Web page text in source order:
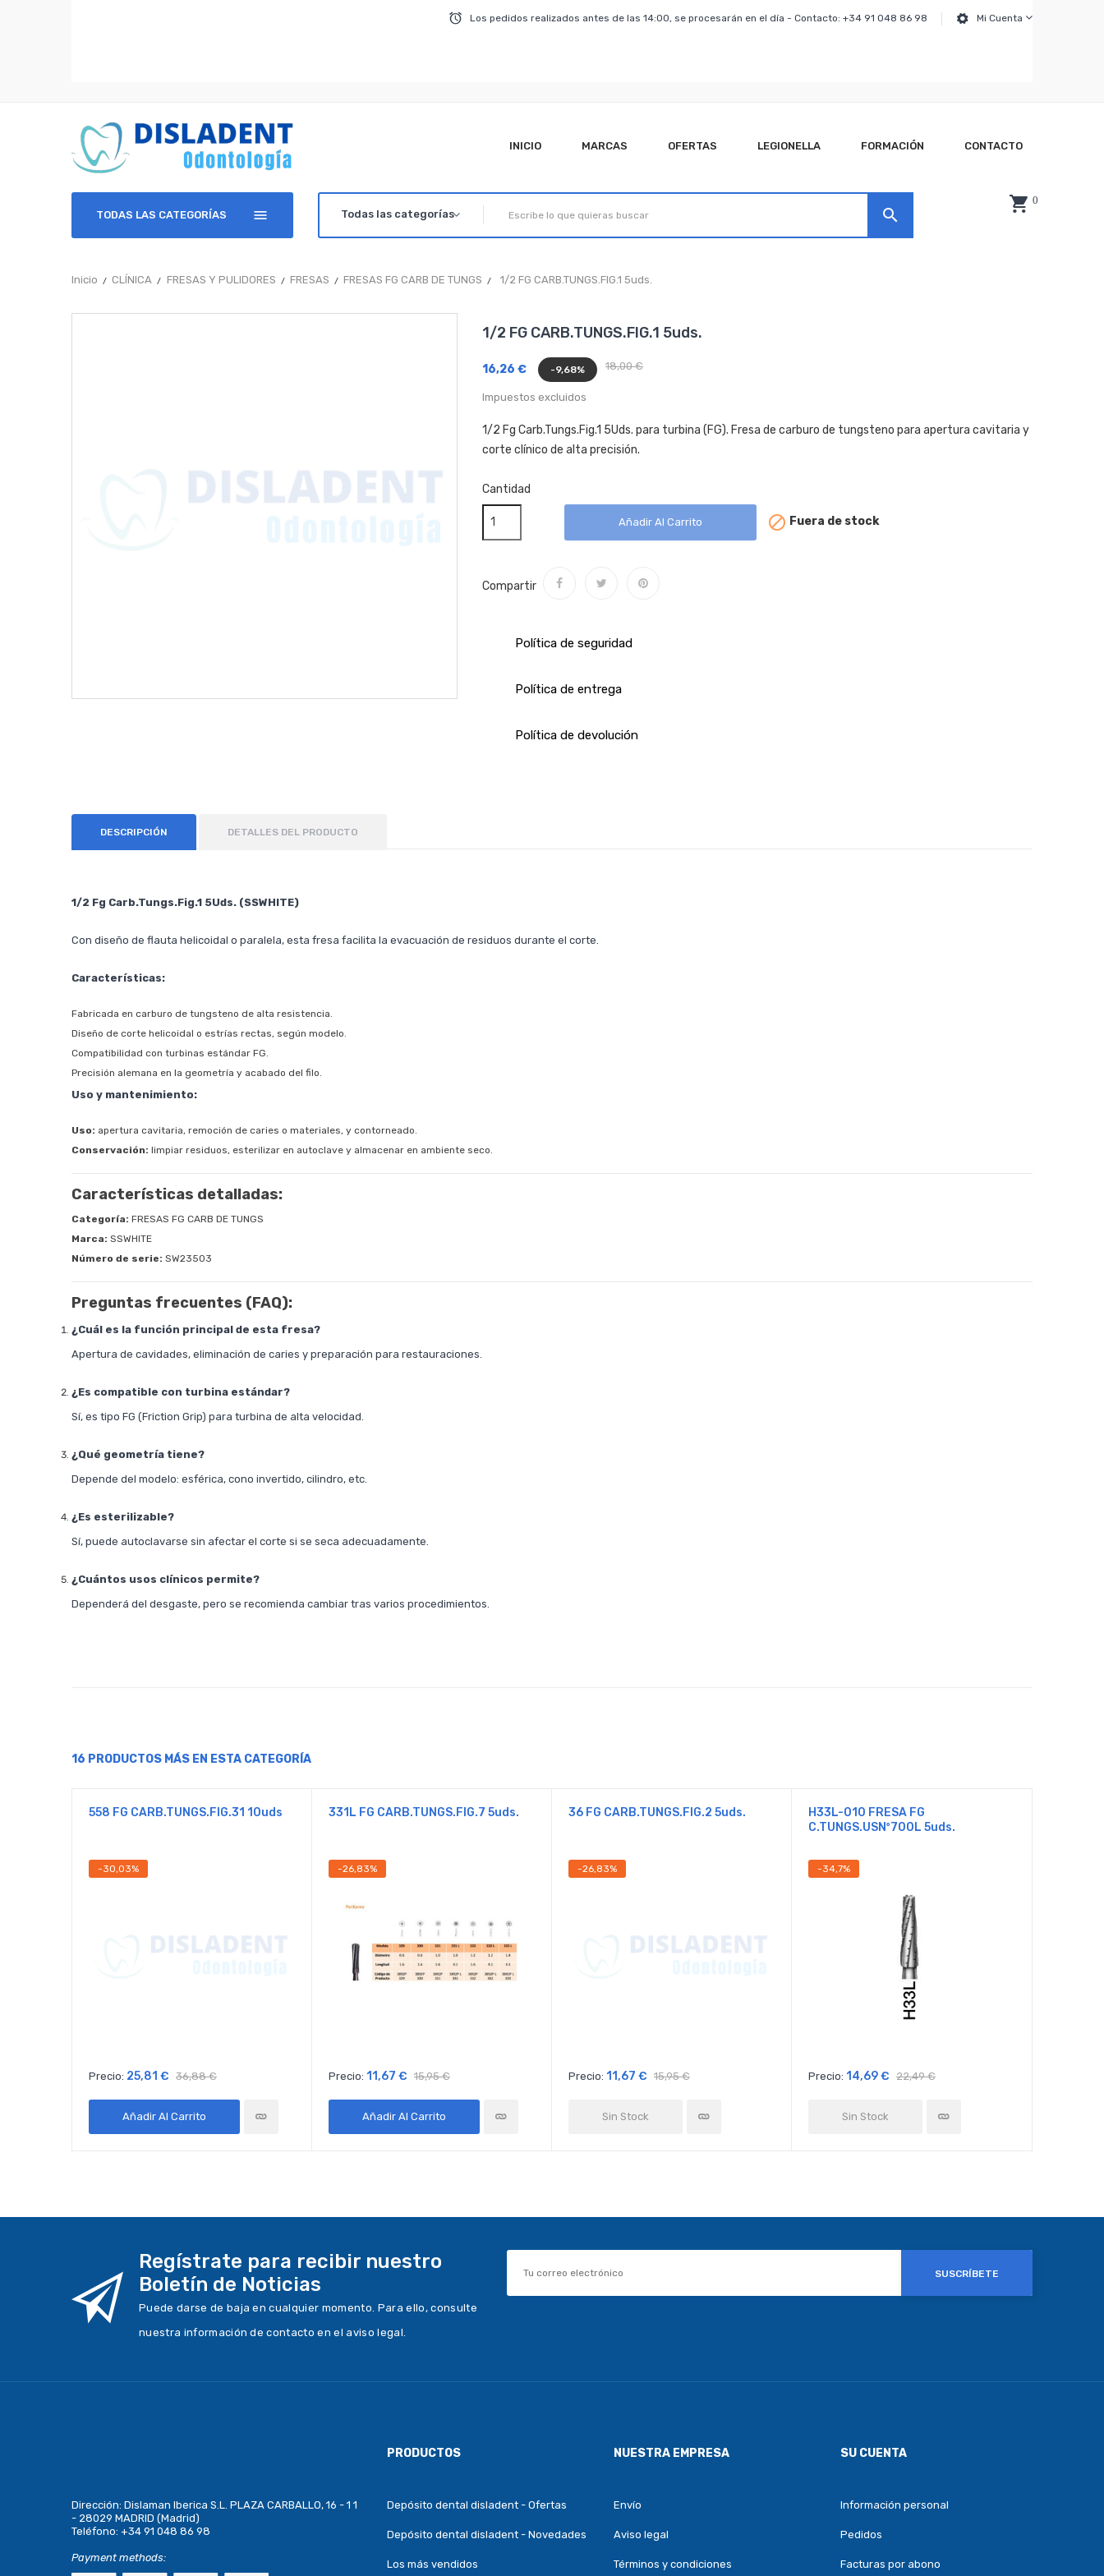
Mi Cuenta
Los pedidos realizados antes de las 14:00, se procesarán en el día - Contacto: +34 91 048 86 98
INICIO MARCAS OFERTAS LEGIONELLA FORMACIÓN CONTACTO
TODAS LAS CATEGORÍAS
0
search
Inicio CLÍNICA FRESAS Y PULIDORES FRESAS FRESAS FG CARB DE TUNGS 1/2 FG CARB.TUNGS.FIG.1 5uds.
1/2 FG CARB.TUNGS.FIG.1 5uds.
18,00 €
16,26 € -9,68%
Impuestos excluidos
1/2 Fg Carb.Tungs.Fig.1 5Uds. para turbina (FG). Fresa de carburo de tungsteno para apertura cavitaria y
corte clínico de alta precisión.
Cantidad
Añadir Al Carrito  Fuera de stock
Compartir
Política de seguridad
Política de entrega
Política de devolución
DESCRIPCIÓN DETALLES DEL PRODUCTO
1/2 Fg Carb.Tungs.Fig.1 5Uds. (SSWHITE)
Con diseño de flauta helicoidal o paralela, esta fresa facilita la evacuación de residuos durante el corte.
Características:
Fabricada en carburo de tungsteno de alta resistencia.
Diseño de corte helicoidal o estrías rectas, según modelo.
Compatibilidad con turbinas estándar FG.
Precisión alemana en la geometría y acabado del filo.
Uso y mantenimiento:
Uso: apertura cavitaria, remoción de caries o materiales, y contorneado.
Conservación: limpiar residuos, esterilizar en autoclave y almacenar en ambiente seco.
Características detalladas:
Categoría: FRESAS FG CARB DE TUNGS
Marca: SSWHITE
Número de serie: SW23503
Preguntas frecuentes (FAQ):
¿Cuál es la función principal de esta fresa?
Apertura de cavidades, eliminación de caries y preparación para restauraciones.
¿Es compatible con turbina estándar?
Sí, es tipo FG (Friction Grip) para turbina de alta velocidad.
¿Qué geometría tiene?
Depende del modelo: esférica, cono invertido, cilindro, etc.
¿Es esterilizable?
Sí, puede autoclavarse sin afectar el corte si se seca adecuadamente.
¿Cuántos usos clínicos permite?
Dependerá del desgaste, pero se recomienda cambiar tras varios procedimientos.
16 PRODUCTOS MÁS EN ESTA CATEGORÍA
558 FG CARB.TUNGS.FIG.31 10uds
-30,03%
Precio: 25,81 € 36,88 €
Añadir Al Carrito
331L FG CARB.TUNGS.FIG.7 5uds.
-26,83%
Precio: 11,67 € 15,95 €
Añadir Al Carrito
36 FG CARB.TUNGS.FIG.2 5uds.
-26,83%
Precio: 11,67 € 15,95 €
Sin Stock
H33L-010 FRESA FG
C.TUNGS.USNº700L 5uds.
-34,7%
Precio: 14,69 € 22,49 €
Sin Stock
Regístrate para recibir nuestro
Boletín de Noticias
Puede darse de baja en cualquier momento. Para ello, consulte
nuestra información de contacto en el aviso legal.
SUSCRÍBETE
Dirección: Dislaman Iberica S.L. PLAZA CARBALLO, 16 - 1 1
- 28029 MADRID (Madrid)
Teléfono: +34 91 048 86 98
Payment methods:
PRODUCTOS
Depósito dental disladent - Ofertas
Depósito dental disladent - Novedades
Los más vendidos
NUESTRA EMPRESA
Envío
Aviso legal
Términos y condiciones
SU CUENTA
Información personal
Pedidos
Facturas por abono